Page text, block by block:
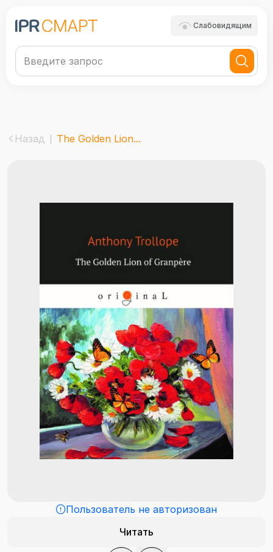
Слабовидящим
Назад The Golden Lion...
Пользователь не авторизован
Читать